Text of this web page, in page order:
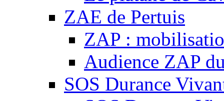
ZAE de Pertuis
ZAP :
Audience ZAP
SOS Durance